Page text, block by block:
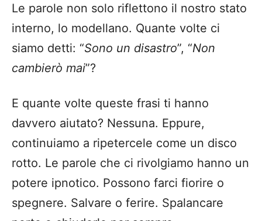
Le parole non solo riflettono il nostro stato
interno, lo modellano. Quante volte ci
siamo detti: “Sono un disastro”, “Non
cambierò mai”?
E quante volte queste frasi ti hanno
davvero aiutato? Nessuna. Eppure,
continuiamo a ripetercele come un disco
rotto. Le parole che ci rivolgiamo hanno un
potere ipnotico. Possono farci fiorire o
spegnere. Salvare o ferire. Spalancare